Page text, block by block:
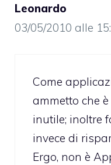
Leonardo
03/05/2010 alle
Come
ammetto che
inutile; inoltre
invece di
Ergo, non è